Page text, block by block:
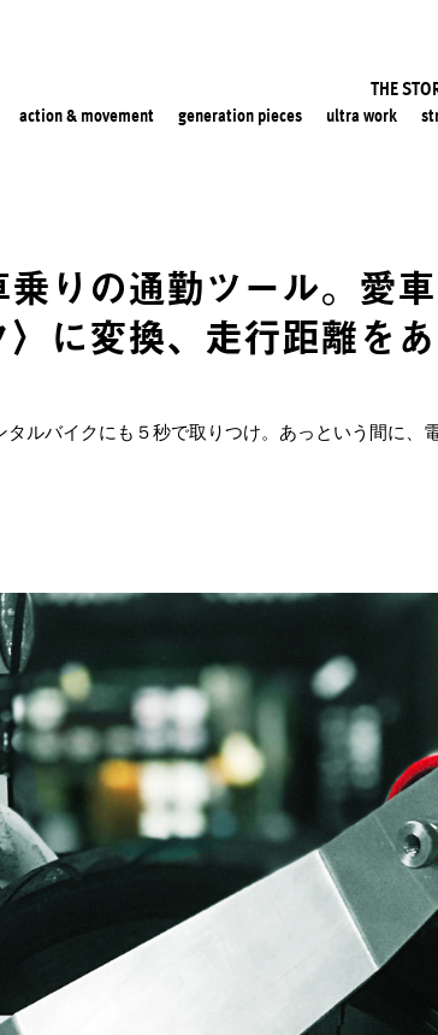
THE
action & movement generation pieces ultra work
りの通勤ツール。愛
に変換、走行距離を
ルバイクにも５秒で取りつけ。あっという間に、